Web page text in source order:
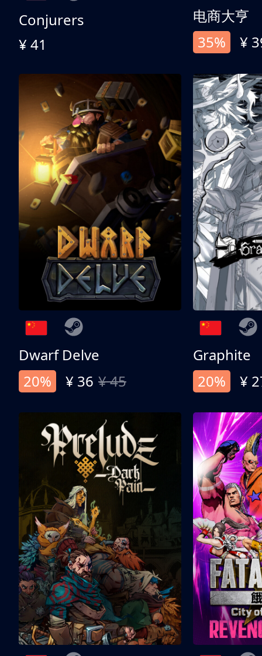
Conjurers
¥ 41
电商大亨
35%
¥
Dwarf Delve
20%
¥ 36 ¥ 45
Graphite
20%
¥